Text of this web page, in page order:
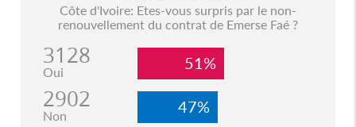
Côte d'Ivoire: Etes-vous surpris par le non-
renouvellement du contrat de Emerse Faé ?
3128
Oui 51%
2902
Non 47%